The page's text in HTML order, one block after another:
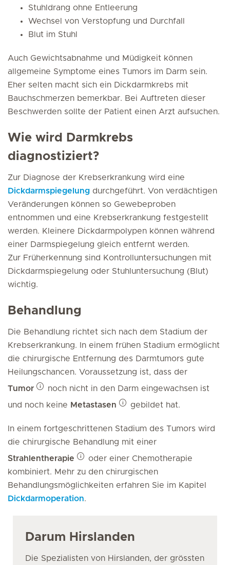
Stuhldrang ohne Entleerung
Wechsel von Verstopfung und Durchfall
Blut im Stuhl
Auch Gewichtsabnahme und Müdigkeit können
allgemeine Symptome eines Tumors im Darm sein.
Eher selten macht sich ein Dickdarmkrebs mit
Bauchschmerzen bemerkbar. Bei Auftreten dieser
Beschwerden sollte der Patient einen Arzt aufsuchen.
Wie wird Darmkrebs
diagnostiziert?
Zur Diagnose der Krebserkrankung wird eine
Dickdarmspiegelung durchgeführt. Von verdächtigen
Veränderungen können so Gewebeproben
entnommen und eine Krebserkrankung festgestellt
werden. Kleinere Dickdarmpolypen können während
einer Darmspiegelung gleich entfernt werden.
Zur Früherkennung sind Kontrolluntersuchungen mit
Dickdarmspiegelung oder Stuhluntersuchung (Blut)
wichtig.
Behandlung
Die Behandlung richtet sich nach dem Stadium der
Krebserkrankung. In einem frühen Stadium ermöglicht
die chirurgische Entfernung des Darmtumors gute
Heilungschancen. Voraussetzung ist, dass der
Tumor
noch nicht in den Darm eingewachsen ist
und noch keine Metastasen gebildet hat.
In einem fortgeschrittenen Stadium des Tumors wird
die chirurgische Behandlung mit einer
Strahlentherapie
oder einer Chemotherapie
kombiniert. Mehr zu den chirurgischen
Behandlungsmöglichkeiten erfahren Sie im Kapitel
Dickdarmoperation.
Darum Hirslanden
Die Spezialisten von Hirslanden, der grössten